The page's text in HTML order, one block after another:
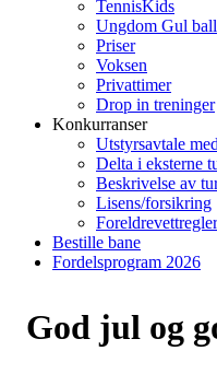
TennisKids
Ungdom Gul ball
Priser
Voksen
Privattimer
Drop in treninger
Konkurranser
Utstyrsavtale
Delta i eksterne
Beskrivelse av
Lisens/forsikring
Foreldrevettregler
Bestille bane
Fordelsprogram 2026
God jul og